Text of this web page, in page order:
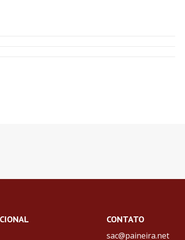
CONTATO
sac@paineira.net